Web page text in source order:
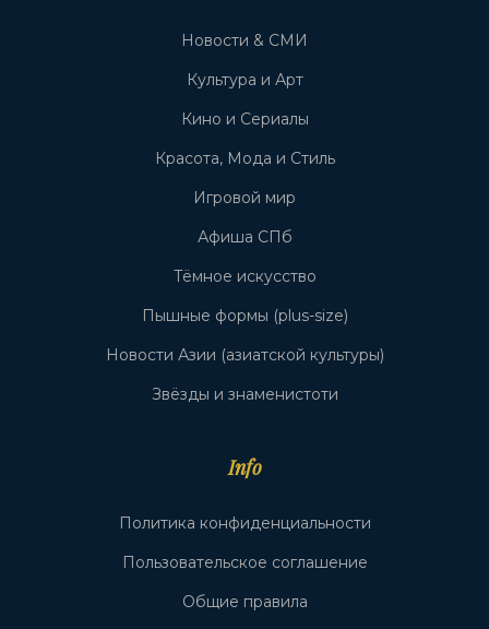
Новости & СМИ
Культура и Арт
Кино и Сериалы
Красота, Мода и Стиль
Игровой мир
Афиша СПб
Тёмное искусство
Пышные формы (plus-size)
Новости Азии (азиатской культуры)
Звёзды и знаменистоти
Info
Политика конфиденциальности
Пользовательское соглашение
Общие правила